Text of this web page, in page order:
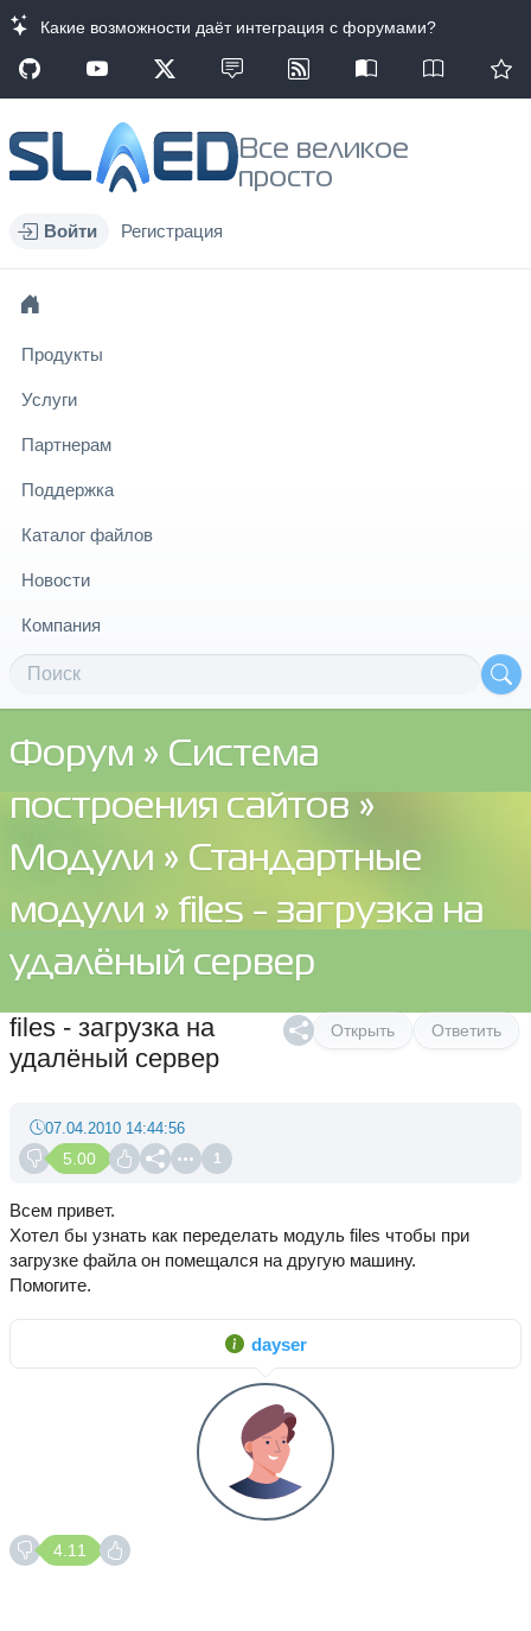
Какие возможности даёт интеграция с форумами?
Все великое
просто
Войти Регистрация
Продукты
Услуги
Партнерам
Поддержка
Каталог файлов
Новости
Компания
Форум » Система
построения сайтов »
Модули » Стандартные
модули » files - загрузка на
удалёный сервер
Открыть Ответить
files - загрузка на
удалёный сервер
5.00 1
07.04.2010 14:44:56
Всем привет.
Хотел бы узнать как переделать модуль files чтобы при
загрузке файла он помещался на другую машину.
Помогите.
dayser
4.11